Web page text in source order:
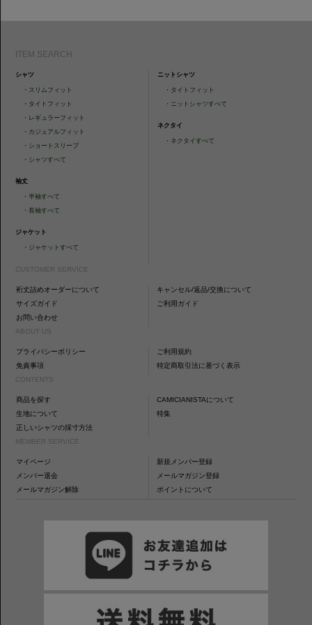
ITEM SEARCH
シャツ
・ スリムフィット
・ タイトフィット
・ レギュラーフィット
・ カジュアルフィット
・ ショートスリーブ
・ シャツすべて
袖丈
・半袖すべて
・長袖すべて
ジャケット
・ ジャケットすべて
ニットシャツ
・ タイトフィット
・ ニットシャツすべて
ネクタイ
・ ネクタイすべて
CUSTOMER SERVICE
裄丈詰めオーダーについて
キャンセル/返品/交換について
サイズガイド
ご利用ガイド
お問い合わせ
ABOUT US
プライバシーポリシー
ご利用規約
免責事項
特定商取引法に基づく表示
CONTENTS
商品を探す
CAMICIANISTAについて
生地について
特集
正しいシャツの採寸方法
MEMBER SERVICE
マイページ
新規メンバー登録
メンバー退会
メールマガジン登録
メールマガジン解除
ポイントについて